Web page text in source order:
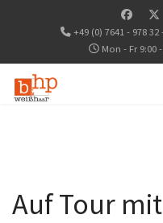
+49 (0) 7641 - 978 32
Mon - Fr 9:00
Auf Tour